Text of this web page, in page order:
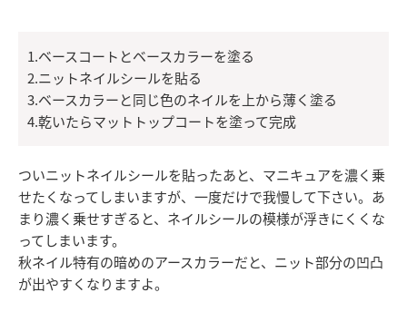
1.ベースコートとベースカラーを塗る
2.ニットネイルシールを貼る
3.ベースカラーと同じ色のネイルを上から薄く塗る
4.乾いたらマットトップコートを塗って完成
ついニットネイルシールを貼ったあと、マニキュアを濃く乗
せたくなってしまいますが、一度だけで我慢して下さい。あ
まり濃く乗せすぎると、ネイルシールの模様が浮きにくくな
ってしまいます。
秋ネイル特有の暗めのアースカラーだと、ニット部分の凹凸
が出やすくなりますよ。